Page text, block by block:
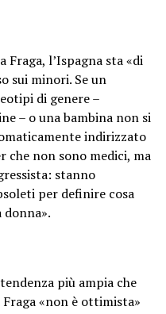
Fraga, l’Ispagna sta «di
sui minori. Se un
di genere –
– o una bambina non si
indirizzato
non sono medici, ma
stanno
per definire cosa
donna».
più ampia che
Fraga «non è ottimista»